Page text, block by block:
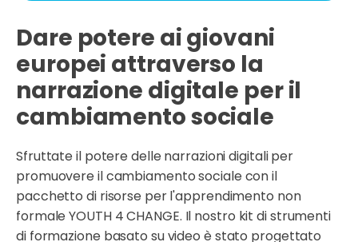
Dare potere ai giovani
europei attraverso la
narrazione digitale per il
cambiamento sociale
Sfruttate il potere delle narrazioni digitali per
promuovere il cambiamento sociale con il
pacchetto di risorse per l'apprendimento non
formale YOUTH 4 CHANGE. Il nostro kit di strumenti
di formazione basato su video è stato progettato